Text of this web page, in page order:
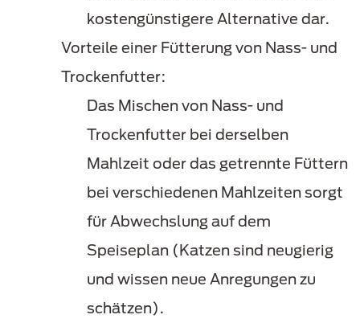
kostengünstigere Alternative dar.
Vorteile einer Fütterung von Nass- und
Trockenfutter:
Das Mischen von Nass- und
Trockenfutter bei derselben
Mahlzeit oder das getrennte Füttern
bei verschiedenen Mahlzeiten sorgt
für Abwechslung auf dem
Speiseplan (Katzen sind neugierig
und wissen neue Anregungen zu
schätzen).